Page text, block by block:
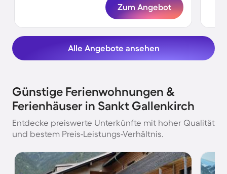
Zum Angebot
Alle Angebote ansehen
Günstige Ferienwohnungen &
Ferienhäuser in Sankt Gallenkirch
Entdecke preiswerte Unterkünfte mit hoher Qualität
und bestem Preis-Leistungs-Verhältnis.